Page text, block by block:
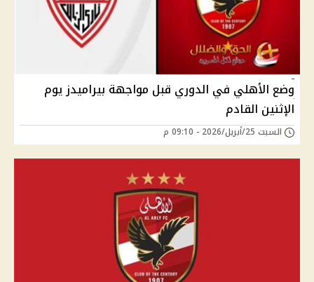
وضع الأهلي في الدوري قبل مواجهة بيراميدز يوم
الإثنين القادم
السبت 25/أبريل/2026 - 09:10 م